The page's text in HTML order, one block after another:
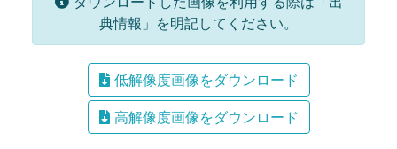
典情報」を明記してください。
低解像度画像をダウンロード
高解像度画像をダウンロード